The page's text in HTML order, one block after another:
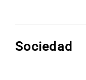
Sociedad